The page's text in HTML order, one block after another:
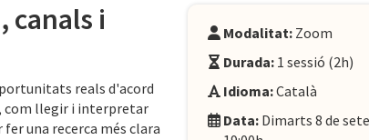
canals i
reals d'acord
com llegir i interpretar
una recerca més clara
Modalitat: Zoom
Durada: 1 sessió (2h)
Idioma:Català
Data: Dimarts 8 de